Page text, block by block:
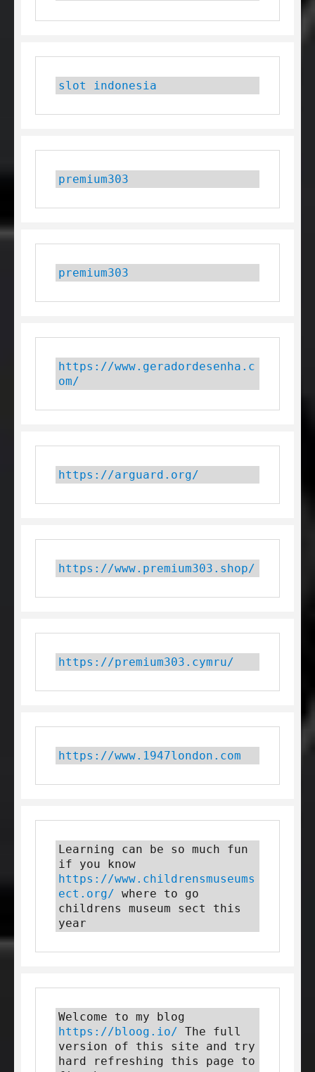
slot indonesia
premium303
premium303
https://www.geradordesenha.c
om/
https://arguard.org/
https://www.premium303.shop/
https://premium303.cymru/
https://www.1947london.com
Learning can be so much fun
https://www.childrensmuseums
ect.org/ where to go
childrens museum sect this
year
https://bloog.io/ The full
version of this site and try
hard refreshing this page to